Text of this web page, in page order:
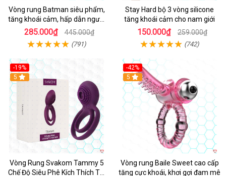
Vòng rung Batman siêu phẩm,
tăng khoái cảm, hấp dẫn người
dùng
285.000₫ 445.000₫
(791)
Stay Hard bộ 3 vòng silicone
tăng khoái cảm cho nam giới
150.000₫ 259.000₫
(742)
-19%
5
Vòng Rung Svakom Tammy 5
Chế Độ Siêu Phê Kích Thích Tối
-42%
5
Vòng rung Baile Sweet cao cấp
tăng cực khoái, khơi gợi đam mê